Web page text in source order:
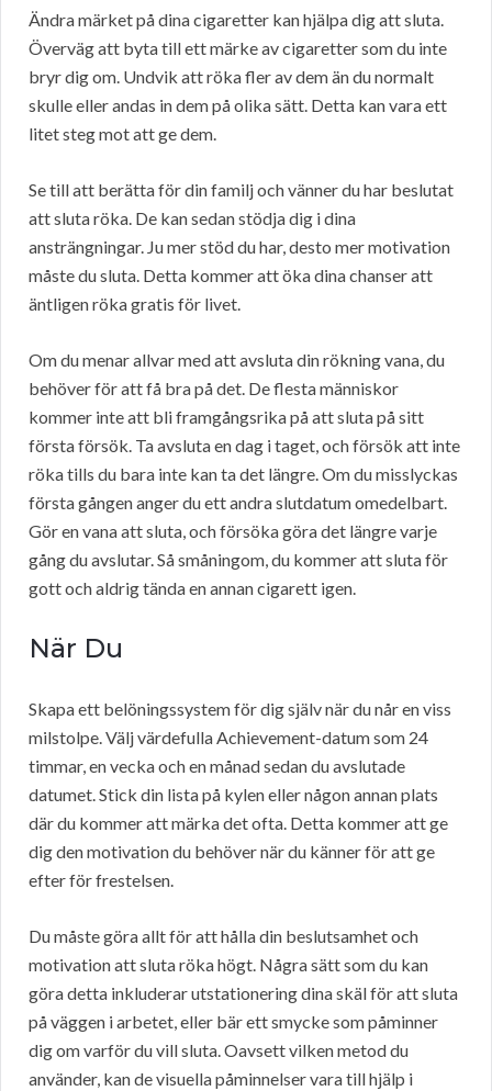
Ändra märket på dina cigaretter kan hjälpa dig att sluta.
Överväg att byta till ett märke av cigaretter som du inte
bryr dig om. Undvik att röka fler av dem än du normalt
skulle eller andas in dem på olika sätt. Detta kan vara ett
litet steg mot att ge dem.
Se till att berätta för din familj och vänner du har beslutat
att sluta röka. De kan sedan stödja dig i dina
ansträngningar. Ju mer stöd du har, desto mer motivation
måste du sluta. Detta kommer att öka dina chanser att
äntligen röka gratis för livet.
Om du menar allvar med att avsluta din rökning vana, du
behöver för att få bra på det. De flesta människor
kommer inte att bli framgångsrika på att sluta på sitt
första försök. Ta avsluta en dag i taget, och försök att inte
röka tills du bara inte kan ta det längre. Om du misslyckas
första gången anger du ett andra slutdatum omedelbart.
Gör en vana att sluta, och försöka göra det längre varje
gång du avslutar. Så småningom, du kommer att sluta för
gott och aldrig tända en annan cigarett igen.
När Du
Skapa ett belöningssystem för dig själv när du når en viss
milstolpe. Välj värdefulla Achievement-datum som 24
timmar, en vecka och en månad sedan du avslutade
datumet. Stick din lista på kylen eller någon annan plats
där du kommer att märka det ofta. Detta kommer att ge
dig den motivation du behöver när du känner för att ge
efter för frestelsen.
Du måste göra allt för att hålla din beslutsamhet och
motivation att sluta röka högt. Några sätt som du kan
göra detta inkluderar utstationering dina skäl för att sluta
på väggen i arbetet, eller bär ett smycke som påminner
dig om varför du vill sluta. Oavsett vilken metod du
använder, kan de visuella påminnelser vara till hjälp i